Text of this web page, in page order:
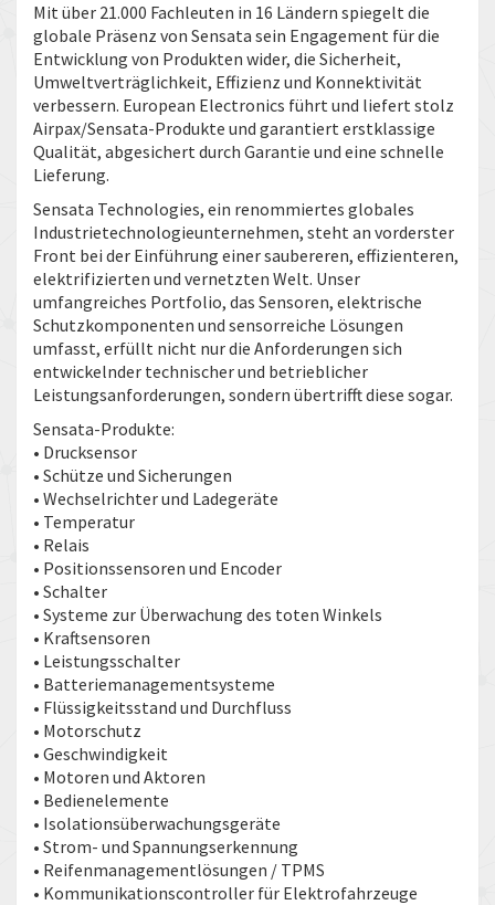
Mit über 21.000 Fachleuten in 16 Ländern spiegelt die
globale Präsenz von Sensata sein Engagement für die
Entwicklung von Produkten wider, die Sicherheit,
Umweltverträglichkeit, Effizienz und Konnektivität
verbessern. European Electronics führt und liefert stolz
Airpax/Sensata-Produkte und garantiert erstklassige
Qualität, abgesichert durch Garantie und eine schnelle
Lieferung.
Sensata Technologies, ein renommiertes globales
Industrietechnologieunternehmen, steht an vorderster
Front bei der Einführung einer saubereren, effizienteren,
elektrifizierten und vernetzten Welt. Unser
umfangreiches Portfolio, das Sensoren, elektrische
Schutzkomponenten und sensorreiche Lösungen
umfasst, erfüllt nicht nur die Anforderungen sich
entwickelnder technischer und betrieblicher
Leistungsanforderungen, sondern übertrifft diese sogar.
Sensata-Produkte:
• Drucksensor
• Schütze und Sicherungen
• Wechselrichter und Ladegeräte
• Temperatur
• Relais
• Positionssensoren und Encoder
• Schalter
• Systeme zur Überwachung des toten Winkels
• Kraftsensoren
• Leistungsschalter
• Batteriemanagementsysteme
• Flüssigkeitsstand und Durchfluss
• Motorschutz
• Geschwindigkeit
• Motoren und Aktoren
• Bedienelemente
• Isolationsüberwachungsgeräte
• Strom- und Spannungserkennung
• Reifenmanagementlösungen / TPMS
• Kommunikationscontroller für Elektrofahrzeuge